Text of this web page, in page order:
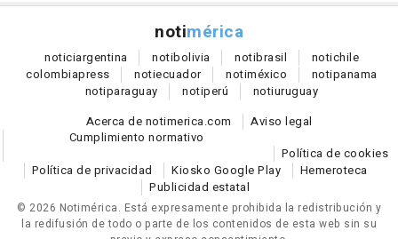
notimérica
noticiargentina notibolivia notibrasil notichile
colombiapress notiecuador notiméxico notipanama
notiparaguay notiperú notiuruguay
Acerca de notimerica.com
Aviso legal
Cumplimiento normativo
Política de cookies
Política de privacidad
Kiosko Google Play
Hemeroteca
Publicidad estatal
© 2026 Notimérica. Está expresamente prohibida la redistribución y
la redifusión de todo o parte de los contenidos de esta web sin su